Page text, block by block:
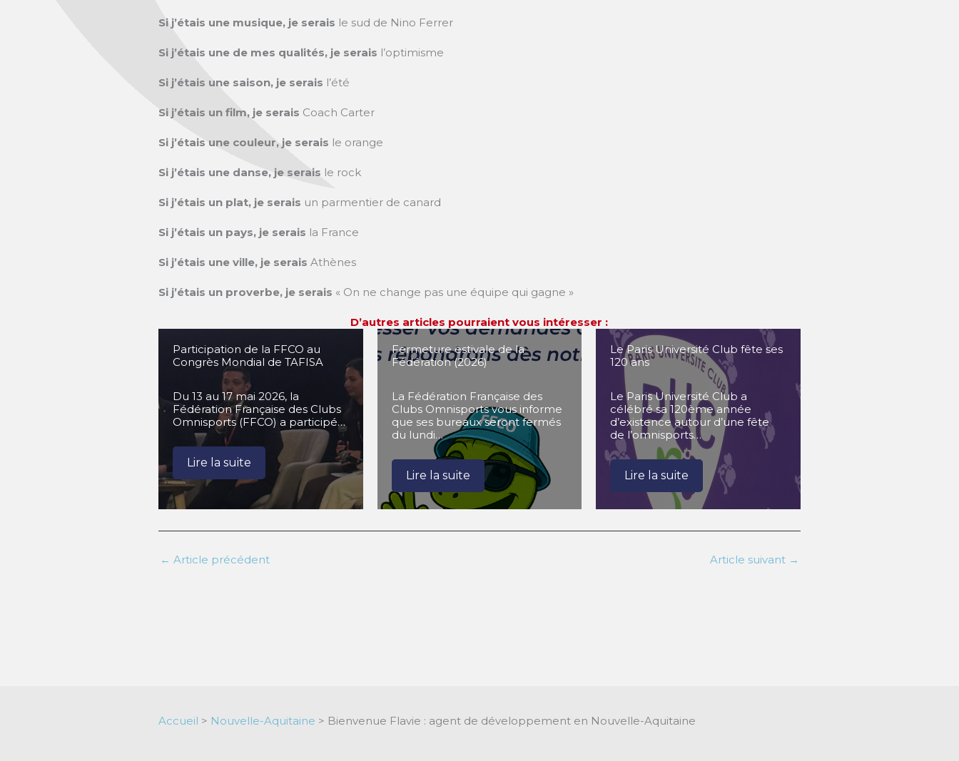
Si j’étais une musique, je serais le sud de Nino Ferrer
Si j’étais une de mes qualités, je serais l’optimisme
Si j’étais une saison, je serais l’été
Si j’étais un film, je serais Coach Carter
Si j’étais une couleur, je serais le orange
Si j’étais une danse, je serais le rock
Si j’étais un plat, je serais un parmentier de canard
Si j’étais un pays, je serais la France
Si j’étais une ville, je serais Athènes
Si j’étais un proverbe, je serais « On ne change pas une équipe qui gagne »
D’autres articles pourraient vous intéresser :
Participation de la FFCO au
Congrès Mondial de TAFISA
Du 13 au 17 mai 2026, la
Fédération Française des Clubs
Omnisports (FFCO) a participé…
Lire la suite
Fermeture estivale de la
Fédération (2026)
La Fédération Française des
Clubs Omnisports vous informe
que ses bureaux seront fermés
du lundi…
Lire la suite
Le Paris Université Club fête ses
120 ans
Le Paris Université Club a
célébré sa 120ème année
d’existence autour d’une fête
de l’omnisports…
Lire la suite
← Article précédent Article suivant →
Accueil > Nouvelle-Aquitaine > Bienvenue Flavie : agent de développement en Nouvelle-Aquitaine